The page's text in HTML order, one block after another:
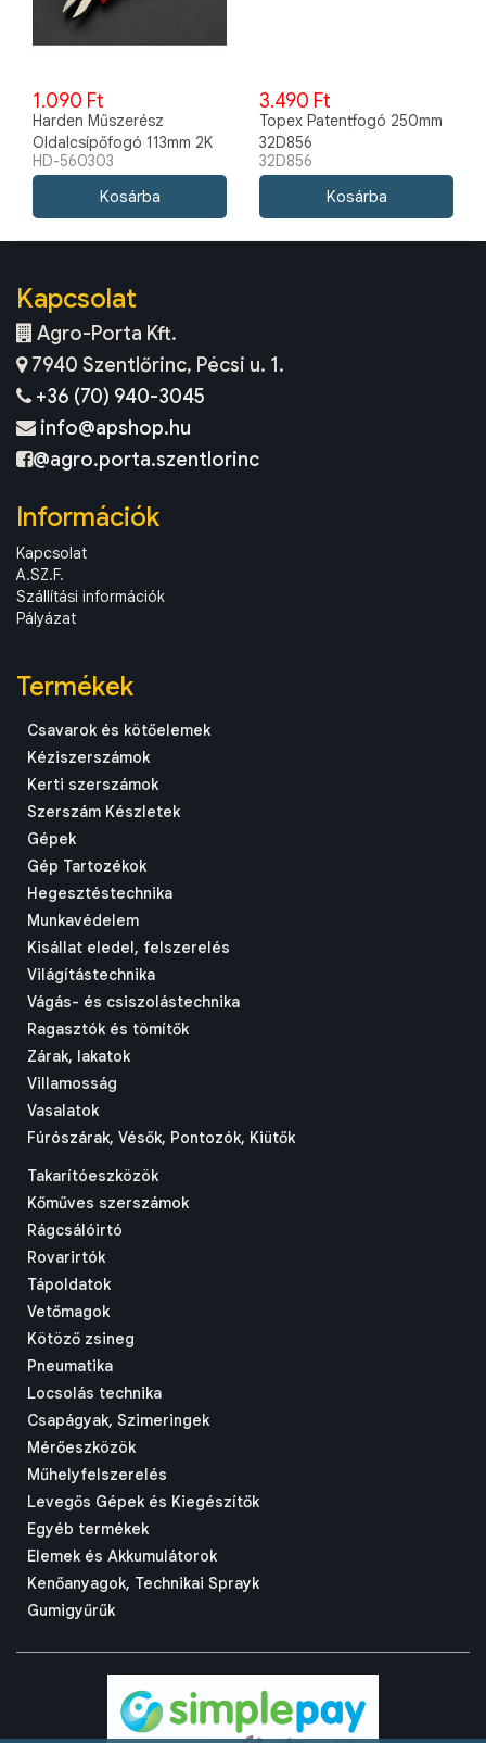
1.090 Ft
Harden Műszerész
Oldalcsípőfogó 113mm 2K
560303
HD-560303
3.490 Ft
Topex Patentfogó 250mm
32D856
32D856
Kapcsolat
Agro-Porta Kft.
7940 Szentlőrinc, Pécsi u. 1.
+36 (70) 940-3045
info@apshop.hu
@agro.porta.szentlorinc
Információk
Kapcsolat
A.SZ.F.
Szállítási információk
Pályázat
Termékek
Csavarok és kötőelemek
Kéziszerszámok
Kerti szerszámok
Szerszám Készletek
Gépek
Gép Tartozékok
Hegesztéstechnika
Munkavédelem
Kisállat eledel, felszerelés
Világítástechnika
Vágás- és csiszolástechnika
Ragasztók és tömítők
Zárak, lakatok
Villamosság
Vasalatok
Fúrószárak, Vésők, Pontozók, Kiütők
Takarítóeszközök
Kőműves szerszámok
Rágcsálóirtó
Rovarirtók
Tápoldatok
Vetőmagok
Kötöző zsineg
Pneumatika
Locsolás technika
Csapágyak, Szimeringek
Mérőeszközök
Műhelyfelszerelés
Levegős Gépek és Kiegészítők
Egyéb termékek
Elemek és Akkumulátorok
Kenőanyagok, Technikai Sprayk
Gumigyűrűk